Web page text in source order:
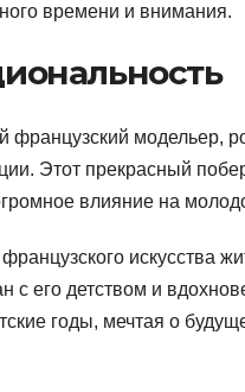
времени и внимания.
французский модельер,
Этот прекрасный
влияние на
искусства
с его детством и
годы, мечтая о